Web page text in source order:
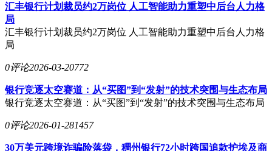
汇丰银行计划裁员约2万岗位 人工智能助力重塑中后台人力格
局
汇丰银行计划裁员约2万岗位 人工智能助力重塑中后台人力格
局
0评论2026-03-20772
银行竞逐太空赛道：从“买图”到“发射”的技术突围与生态布局
银行竞逐太空赛道：从“买图”到“发射”的技术突围与生态布局
0评论2026-01-281457
30万美元跨境诈骗险落袋，稠州银行72小时跨国追款护埃及商